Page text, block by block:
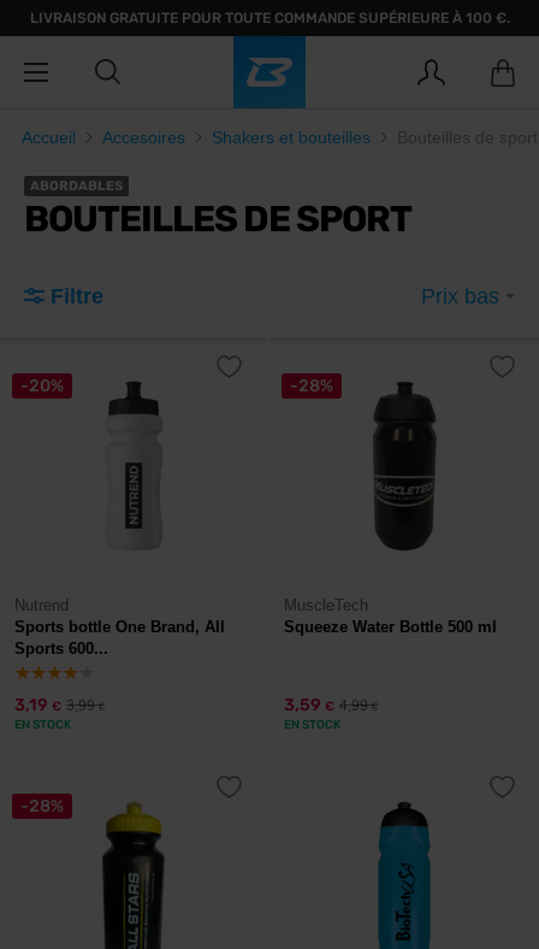
LIVRAISON GRATUITE POUR TOUTE COMMANDE SUPÉRIEURE À 100 €.
Accueil Accesoires Shakers et bouteilles Bouteilles de sport
ABORDABLES
BOUTEILLES DE SPORT
Filtre Prix bas
-20%
Nutrend
Sports bottle One Brand, All
Sports 600...
3,19 € 3,99€
EN STOCK
-28%
MuscleTech
Squeeze Water Bottle 500 ml
3,59 € 4,99€
EN STOCK
-28%